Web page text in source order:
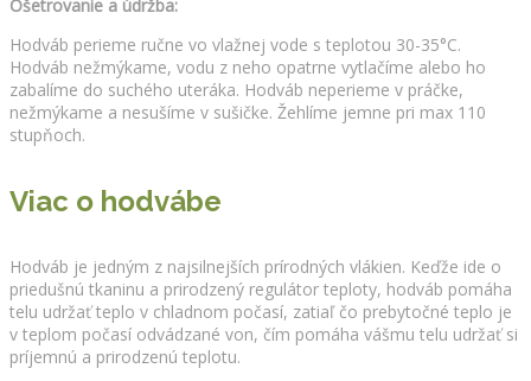
Ošetrovanie a údržba:
Hodváb perieme ručne vo vlažnej vode s teplotou 30-35°C.
Hodváb nežmýkame, vodu z neho opatrne vytlačíme alebo ho
zabalíme do suchého uteráka. Hodváb neperieme v práčke,
nežmýkame a nesušíme v sušičke. Žehlíme jemne pri max 110
stupňoch.
Viac o hodvábe
Hodváb je jedným z najsilnejších prírodných vlákien. Keďže ide o
priedušnú tkaninu a prirodzený regulátor teploty, hodváb pomáha
telu udržať teplo v chladnom počasí, zatiaľ čo prebytočné teplo je
v teplom počasí odvádzané von, čím pomáha vášmu telu udržať si
príjemnú a prirodzenú teplotu.